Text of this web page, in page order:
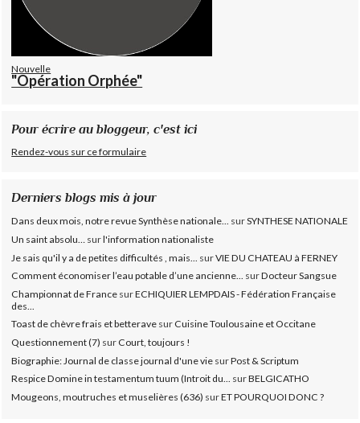
Nouvelle
"Opération Orphée"
Pour écrire au bloggeur, c'est ici
Rendez-vous sur ce formulaire
Derniers blogs mis à jour
Dans deux mois, notre revue Synthèse nationale... surSYNTHESE NATIONALE
Un saint absolu…
surl'information nationaliste
Je sais qu'il y a de petites difficultés , mais...
surVIE DU CHATEAU à FERNEY
Comment économiser l’eau potable d’une ancienne... surDocteur Sangsue
Championnat de France surECHIQUIER LEMPDAIS - Fédération Française
des...
Toast de chèvre frais et betterave surCuisine Toulousaine et Occitane
Questionnement (7) surCourt, toujours !
Biographie: Journal de classe journal d'une vie surPost & Scriptum
Respice Domine in testamentum tuum (Introit du... surBELGICATHO
Mougeons, moutruches et muselières (636) surET POURQUOI DONC ?